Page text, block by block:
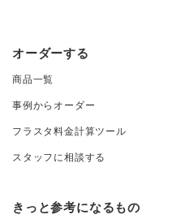
オーダーする
商品一覧
事例からオーダー
フラスタ料金計算ツール
スタッフに相談する
きっと参考になるもの